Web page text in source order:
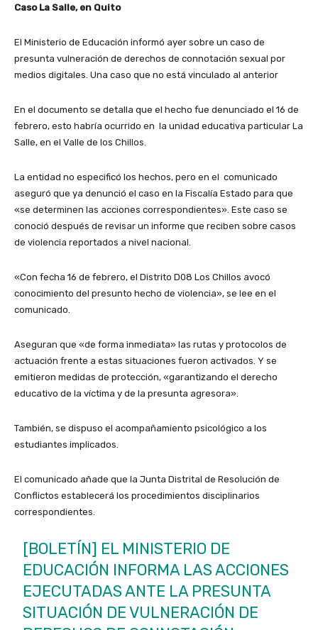
Caso La Salle, en Quito
El Ministerio de Educación informó ayer sobre un caso de
presunta vulneración de derechos de connotación sexual por
medios digitales. Una caso que no está vinculado al anterior
En el documento se detalla que el hecho fue denunciado el 16 de
febrero, esto habría ocurrido en la unidad educativa particular La
Salle, en el Valle de los Chillos.
La entidad no especificó los hechos, pero en el comunicado
aseguró que ya denunció el caso en la Fiscalía Estado para que
«se determinen las acciones correspondientes». Este caso se
conoció después de revisar un informe que reciben sobre casos
de violencia reportados a nivel nacional.
«Con fecha 16 de febrero, el Distrito D08 Los Chillos avocó
conocimiento del presunto hecho de violencia», se lee en el
comunicado.
Aseguran que «de forma inmediata» las rutas y protocolos de
actuación frente a estas situaciones fueron activados. Y se
emitieron medidas de protección, «garantizando el derecho
educativo de la víctima y de la presunta agresora».
También, se dispuso el acompañamiento psicológico a los
estudiantes implicados.
El comunicado añade que la Junta Distrital de Resolución de
Conflictos establecerá los procedimientos disciplinarios
correspondientes.
[BOLETÍN] EL MINISTERIO DE
EDUCACIÓN INFORMA LAS ACCIONES
EJECUTADAS ANTE LA PRESUNTA
SITUACIÓN DE VULNERACIÓN DE